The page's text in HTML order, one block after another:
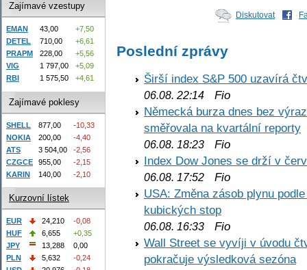
Diskutovat
Poslední zprávy
Širší index S&P 500 uzavírá
06.08. 22:14 Fio
Německá burza dnes bez
směřovala na kvartální reporty
06.08. 18:23 Fio
Index Dow Jones se drží v
06.08. 17:52 Fio
USA: Změna zásob plynu
kubických stop
06.08. 16:33 Fio
Wall Street se vyvíji v úvodu
pokračuje výsledková sezóna
Zajímavé vzestupy
EMAN 43,00
+7,50
DETEL
710,00
+6,61
PRAPM
228,00
+5,56
VIG
1 797,00
+5,09
RBI
1 575,50 +4,61
Zajímavé poklesy
SHELL 877,00
-10,33
NOKIA
200,00
-4,40
ATS
3 504,00
-2,56
CZGCE
955,00
-2,15
KARIN
140,00 -2,10
Kurzovní lístek
EUR 24,210
-0,08
HUF
6,655
+0,35
JPY
13,288
0,00
PLN
5,632
-0,24